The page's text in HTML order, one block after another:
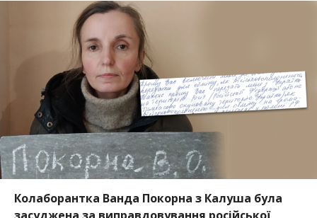
Колаборантка Ванда Покорна з Калуша була